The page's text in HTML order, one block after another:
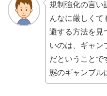
規制強化の言
んなに厳しくて
避する方法を
いのは、ギャン
だということ
態のギャンブル